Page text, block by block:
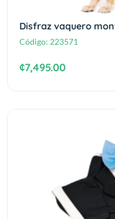
Disfraz vaquero
Código: 223571
¢7,495.00